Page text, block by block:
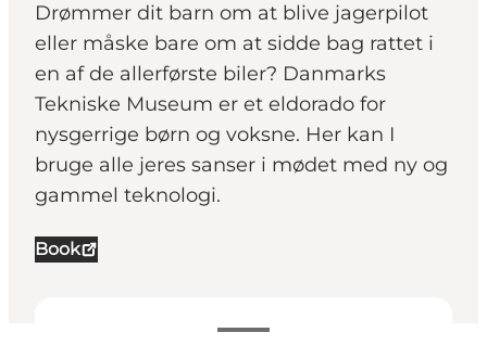
Drømmer dit barn om at blive jagerpilot
eller måske bare om at sidde bag rattet i
en af de allerførste biler? Danmarks
Tekniske Museum er et eldorado for
nysgerrige børn og voksne. Her kan I
bruge alle jeres sanser i mødet med ny og
gammel teknologi.
Book